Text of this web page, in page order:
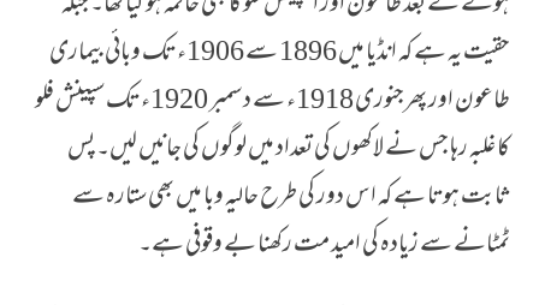
حقیت یہ ہے کہ انڈیا میں 1896 سے 1906ء تک وبائی بیماری
طاعون اور پھرجنوری 1918ء سے دسمبر 1920ء تک سپینش فلو
کا غلبہ رہا جس نے لاکھوں کی تعداد میں لوگوں کی جانیں لیں۔ پس
ثابت ہوتا ہے کہ اس دور کی طرح حالیہ وبا میں بھی ستارہ سے
ٹمٹانے سے زیادہ کی امید مت رکھنا بے وقوفی ہے۔